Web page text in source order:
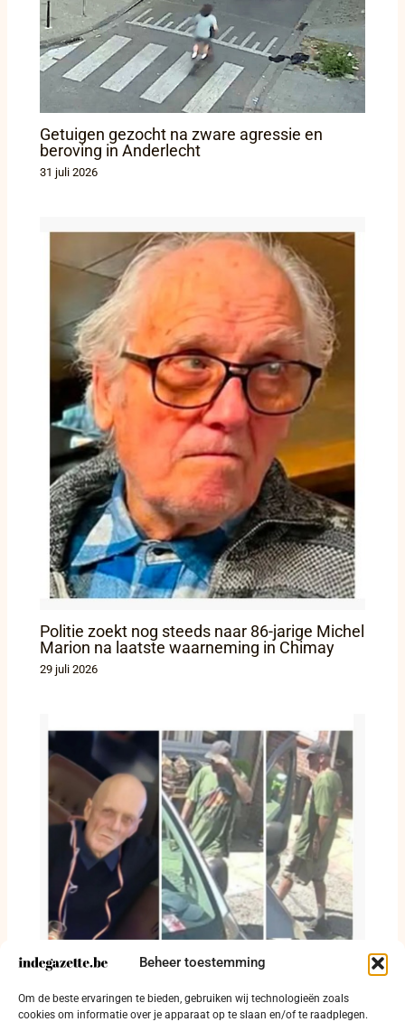
Beheer toestemming
Om de beste ervaringen te bieden, gebruiken wij technologieën zoals
cookies om informatie over je apparaat op te slaan en/of te raadplegen.
Getuigen gezocht na zware agressie en
beroving in Anderlecht
31 juli 2026
Politie zoekt nog steeds naar 86-jarige Michel
Marion na laatste waarneming in Chimay
29 juli 2026
Michel Gaspard nog steeds niet gevonden:
dringende oproep om massaal te delen